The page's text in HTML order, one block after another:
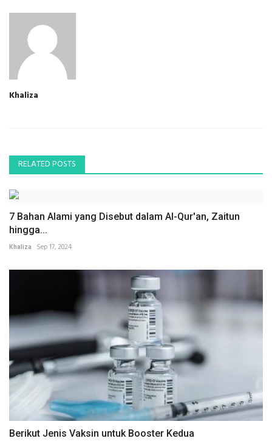
Khaliza
RELATED POSTS
7 Bahan Alami yang Disebut dalam Al-Qur'an, Zaitun
hingga...
Khaliza Sep 17, 2024
Berikut Jenis Vaksin untuk Booster Kedua